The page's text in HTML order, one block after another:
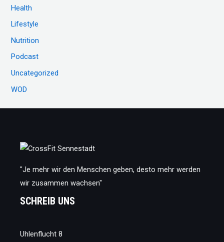
h
:
Health
Lifestyle
Nutrition
Podcast
Uncategorized
WOD
"Je mehr wir den Menschen geben, desto mehr werden
wir zusammen wachsen"
SCHREIB UNS
Uhlenflucht 8